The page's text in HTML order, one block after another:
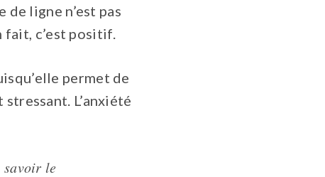
ligne n’est pas
fait, c’est positif.
permet de
L’anxiété
savoir le